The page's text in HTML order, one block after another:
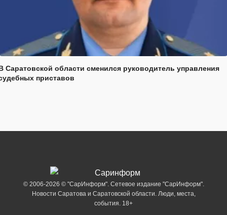
Саратовской области сменился руководитель управления
приставов
© 2006-2026 © "СарИнформ". Сетевое издание "СарИнформ".
Новости Саратова и Саратовской области. Люди, места,
события. 18+